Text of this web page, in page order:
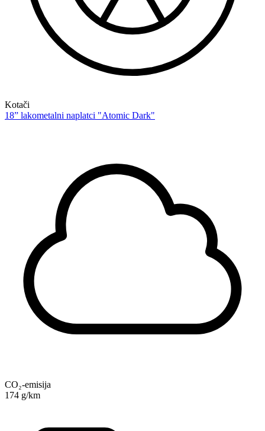
Kotači
18” lakometalni naplatci "Atomic Dark"
CO₂-emisija
174 g/km